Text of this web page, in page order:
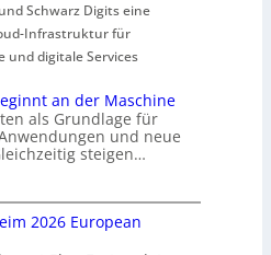
Schwarz Digits eine
Infrastruktur für
und digitale Services
an der Maschine
als Grundlage für
und neue
steigen…
2026 European